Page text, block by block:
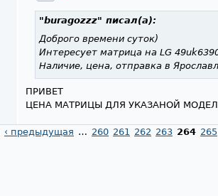
"buragozzz" писал(а):
Доброго времени суток)
Интересует матрица на LG
Наличие, цена, отправка в
ПРИВЕТ
ЦЕНА МАТРИЦЫ ДЛЯ УКАЗАНОЙ
‹ предыдущая … 260 261 262 263 264 265